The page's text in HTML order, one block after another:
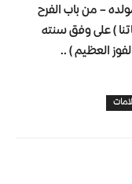
– من باب الفرح
) على وفق سنته
العظيم ) ..